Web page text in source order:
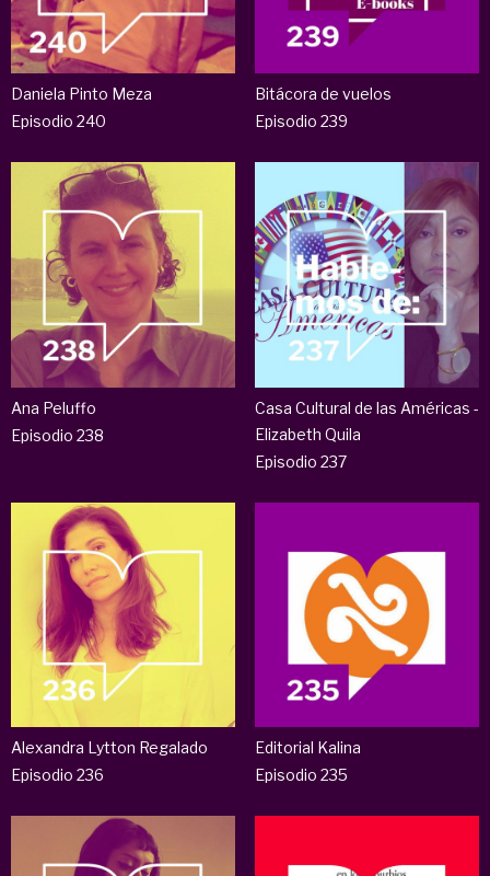
Daniela Pinto Meza
Episodio 240
Bitácora de vuelos
Episodio 239
Ana Peluffo
Episodio 238
Casa Cultural de las Américas -
Elizabeth Quila
Episodio 237
Alexandra Lytton Regalado
Episodio 236
Editorial Kalina
Episodio 235